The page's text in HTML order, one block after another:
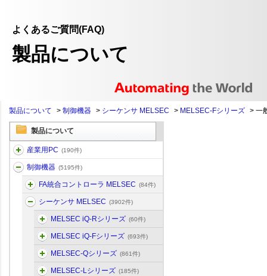
よくあるご質問(FAQ)
製品について
製品について > 制御機器 > シーケンサ MELSEC > MELSEC-Fシリーズ > 一
製品について
産業用PC (190件)
制御機器 (5195件)
FA統合コントローラ MELSEC (84件)
シーケンサ MELSEC (3902件)
MELSEC iQ-Rシリーズ (60件)
MELSEC iQ-Fシリーズ (693件)
MELSEC-Qシリーズ (861件)
MELSEC-Lシリーズ (185件)